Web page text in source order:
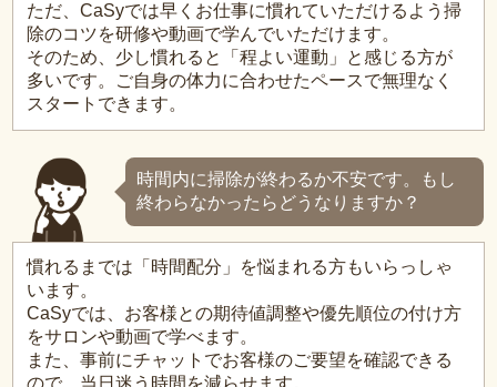
ただ、CaSyでは早くお仕事に慣れていただけるよう掃
除のコツを研修や動画で学んでいただけます。
そのため、少し慣れると「程よい運動」と感じる方が
多いです。ご自身の体力に合わせたペースで無理なく
スタートできます。
時間内に掃除が終わるか不安です。もし
終わらなかったらどうなりますか？
慣れるまでは「時間配分」を悩まれる方もいらっしゃ
います。
CaSyでは、お客様との期待値調整や優先順位の付け方
をサロンや動画で学べます。
また、事前にチャットでお客様のご要望を確認できる